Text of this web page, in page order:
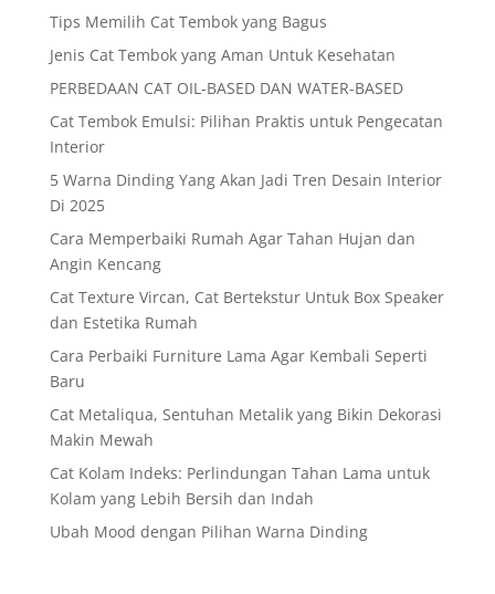
Tips Memilih Cat Tembok yang Bagus
Jenis Cat Tembok yang Aman Untuk Kesehatan
PERBEDAAN CAT OIL-BASED DAN WATER-BASED
Cat Tembok Emulsi: Pilihan Praktis untuk Pengecatan
Interior
5 Warna Dinding Yang Akan Jadi Tren Desain Interior
Di 2025
Cara Memperbaiki Rumah Agar Tahan Hujan dan
Angin Kencang
Cat Texture Vircan, Cat Bertekstur Untuk Box Speaker
dan Estetika Rumah
Cara Perbaiki Furniture Lama Agar Kembali Seperti
Baru
Cat Metaliqua, Sentuhan Metalik yang Bikin Dekorasi
Makin Mewah
Cat Kolam Indeks: Perlindungan Tahan Lama untuk
Kolam yang Lebih Bersih dan Indah
Ubah Mood dengan Pilihan Warna Dinding